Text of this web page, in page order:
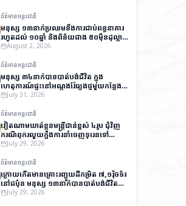
ព័ត៌មានអន្តរជាតិ
មនុស្ស ១៣នាក់ប្រឈមនឹងការជាប់ពន្ធនាគារ
រហូតដល់ ១០ឆ្នាំ និងពិន័យជាង ៥០ម៉ឺនដុល្លារ
ក្នុងសំណុំរឿងធ្វើឱ្យបែកធ្លាយវិញ្ញាសារប្រលង
August 2, 2026
ព័ត៌មានអន្តរជាតិ
មនុស្ស ៣៤នាក់បានបាត់បង់ជីវិត ក្នុង
ហេតុការណ៍ផ្ទុះនៅអណ្តូងរ៉ែធ្យូងថ្មមួយកន្លែង
នៅប៉ាគីស្ថាន
July 31, 2026
ព័ត៌មានអន្តរជាតិ
វៀតណាមឃាត់ខ្លួនមន្ត្រីជាន់ខ្ពស់ ៤រូប ជុំវិញ
ករណីពុករលួយក្នុងការនាំចេញទុរេនទៅ
ប្រទេសចិន
July 29, 2026
ព័ត៌មានអន្តរជាតិ
ក្រោយកើតមានគ្រោះរញ្ជួយដីកម្រិត ៧,១រ៉ិចទ័រ
នៅជប៉ុន មនុស្ស ១៣នាក់បានបាត់បង់ជីវិត
និងមួយចំនួនកំពុងបាត់ខ្លួន
July 29, 2026